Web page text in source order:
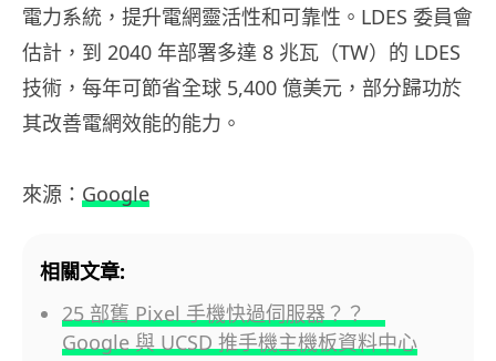
電力系統，提升電網靈活性和可靠性。LDES 委員會
估計，到 2040 年部署多達 8 兆瓦（TW）的 LDES
技術，每年可節省全球 5,400 億美元，部分歸功於
其改善電網效能的能力。
來源： Google
相關文章:
25 部舊 Pixel 手機快過伺服器？？
Google 與 UCSD 推手機主機板資料中心